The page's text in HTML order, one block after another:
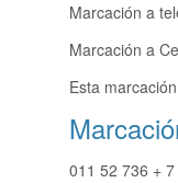
Marcación a
Marcación a
Esta
011 52 736 +